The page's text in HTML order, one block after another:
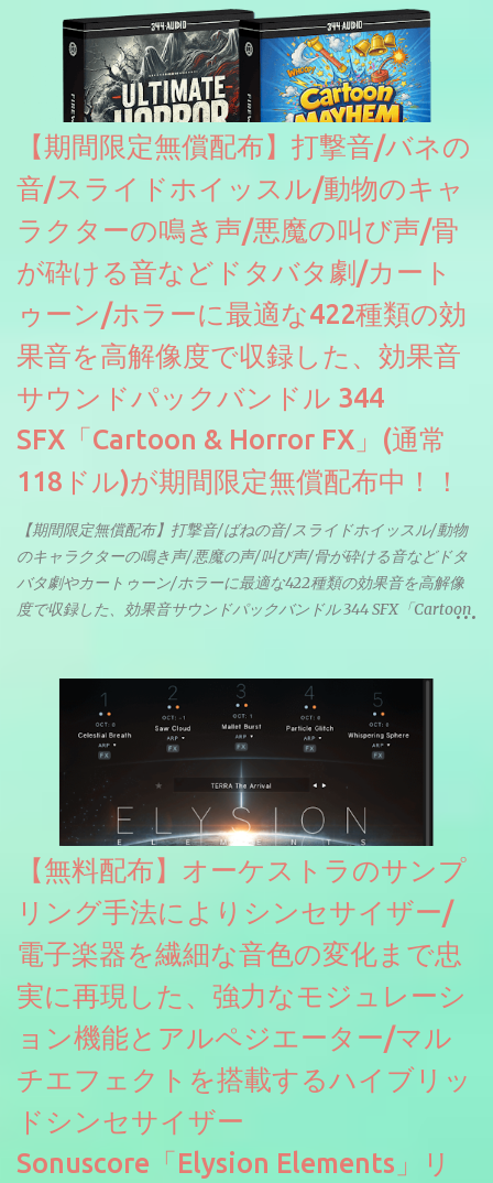
【期間限定無償配布】打撃音/バネの
音/スライドホイッスル/動物のキャ
ラクターの鳴き声/悪魔の叫び声/骨
が砕ける音などドタバタ劇/カート
ゥーン/ホラーに最適な422種類の効
果音を高解像度で収録した、効果音
サウンドパックバンドル 344
SFX「Cartoon & Horror FX」(通常
118ドル)が期間限定無償配布中！！
【期間限定無償配布】打撃音/ばねの音/スライドホイッスル/動物
のキャラクターの鳴き声/悪魔の声/叫び声/骨が砕ける音などドタ
バタ劇やカートゥーン/ホラーに最適な422種類の効果音を高解像
度で収録した、効果音サウンドパックバンドル 344 SFX「Cartoon
【無料配布】オーケストラのサンプ
リング手法によりシンセサイザー/
電子楽器を繊細な音色の変化まで忠
実に再現した、強力なモジュレーシ
ョン機能とアルペジエーター/マル
チエフェクトを搭載するハイブリッ
ドシンセサイザー
Sonuscore「Elysion Elements」リ